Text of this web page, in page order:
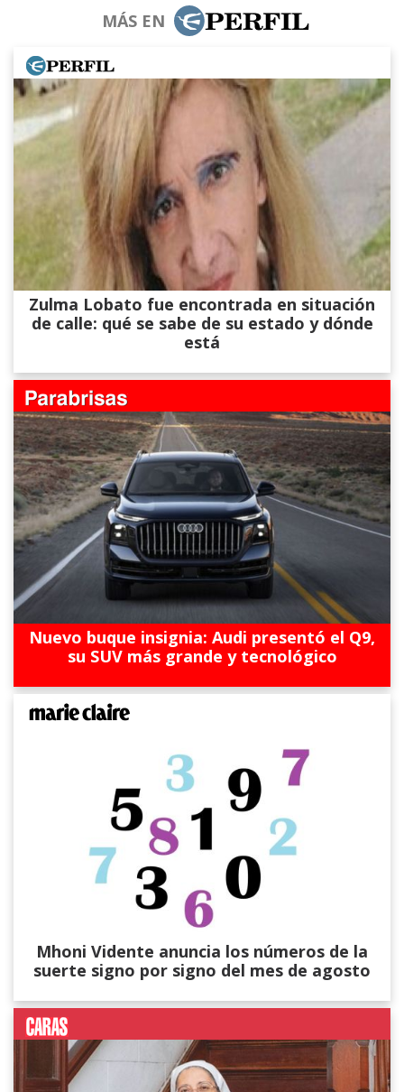
MÁS EN
Zulma Lobato fue encontrada en situación
de calle: qué se sabe de su estado y dónde
está
Nuevo buque insignia: Audi presentó el Q9,
su SUV más grande y tecnológico
Mhoni Vidente anuncia los números de la
suerte signo por signo del mes de agosto